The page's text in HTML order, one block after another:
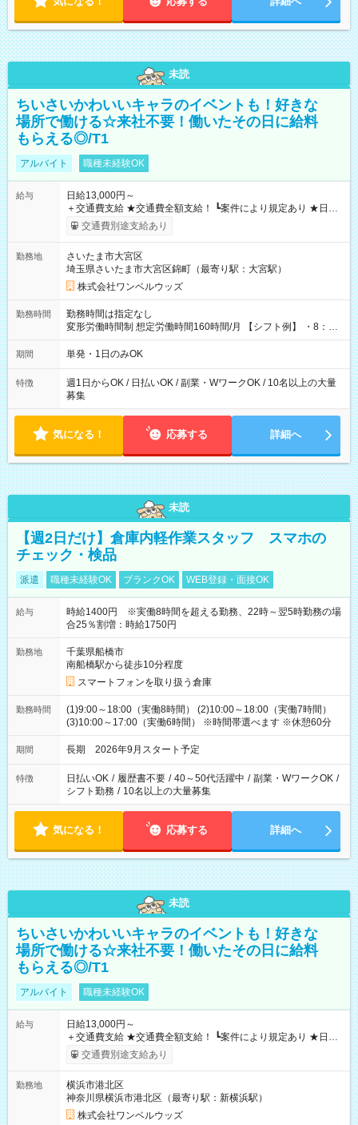
未読
ちいさいかわいいキャラのイベントも！好きな
場所で働ける☆来社不要！働いたその日に給料
もらえる◎/T1
アルバイト 職種未経験OK
給与
日給13,000円～
＋交通費支給 ★交通費全額支給！ ┗案件により規定あり ★日払
いOK！（規定あり） ┗働いたその日に現金GET♪ お仕事後はコ
ンビニATMから 日払い分を引き落とせます！ 【試用期間】試
交通費別途支給あり
勤務地
さいたま市大宮区
埼玉県さいたま市大宮区錦町（最寄り駅：大宮駅）
株式会社ワンベルウッズ
勤務時間
勤務時間は指定なし
変形労働時間制 想定労働時間160時間/月 【シフト例】 ・8：00
～21：00
期間 単発・1日のみOK
特徴
週1日からOK / 日払いOK / 副業・WワークOK / 10名以上の大量
募集
気になる！ 応募する 詳細へ
未読
【週2日だけ】倉庫内軽作業スタッフ スマホの
チェック・検品
派遣 職種未経験OK ブランクOK WEB登録・面接OK
給与
時給1400円 ※実働8時間を超える勤務、22時～翌5時勤務の場
合25％割増：時給1750円
勤務地
千葉県船橋市
南船橋駅から徒歩10分程度
スマートフォンを取り扱う倉庫
勤務時間
(1)9:00～18:00（実働8時間） (2)10:00～18:00（実働7時間）
(3)10:00～17:00（実働6時間） ※時間帯選べます ※休憩60分
期間 長期 2026年9月スタート予定
特徴 日払いOK / 履歴書不要 / 40～50代活躍中 / 副業・WワークOK /
シフト勤務 / 10名以上の大量募集
気になる！ 応募する 詳細へ
未読
ちいさいかわいいキャラのイベントも！好きな
場所で働ける☆来社不要！働いたその日に給料
もらえる◎/T1
アルバイト 職種未経験OK
給与
日給13,000円～
＋交通費支給 ★交通費全額支給！ ┗案件により規定あり ★日払
いOK！（規定あり） ┗働いたその日に現金GET♪ お仕事後はコ
ンビニATMから 日払い分を引き落とせます！ 【試用期間】試
交通費別途支給あり
勤務地
横浜市港北区
神奈川県横浜市港北区（最寄り駅：新横浜駅）
株式会社ワンベルウッズ